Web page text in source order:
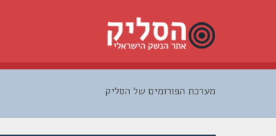
מערכת הפורומים של הסליק